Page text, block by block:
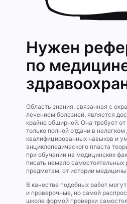
Нужен
по
Область знания, связанная с
лечением болезней, является
крайне обширной. Она требует
только полной отдачи в нелегком
квалифицированных навыков и
энциклопедического пласта
при обучении на медицинских
писать немало
предметам, от истории
В качестве подобных работ
и проверочные, но самой
школе формой проверки